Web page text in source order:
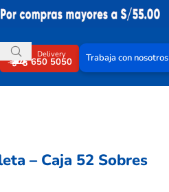
Delivery
650 5050 Trabaja con nosotros
– Caja 52 Sobres